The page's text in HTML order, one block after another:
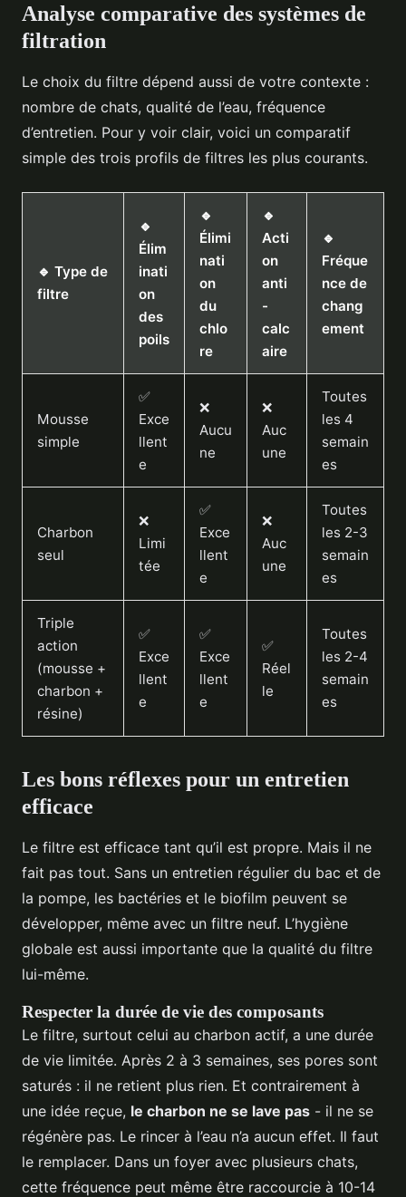
Analyse comparative des systèmes de
filtration
Le choix du filtre dépend aussi de votre contexte :
nombre de chats, qualité de l’eau, fréquence
d’entretien. Pour y voir clair, voici un comparatif
simple des trois profils de filtres les plus courants.
🔹 Type de
filtre
🔹
Élim
inati
on
des
poils
🔹
Élimi
nati
on
du
chlo
re
🔹
Acti
on
anti
-
calc
aire
🔹
Fréque
nce de
chang
ement
Mousse
simple
✅
Exce
llent
e
❌
Aucu
ne
❌
Auc
une
Toutes
les 4
semain
es
Charbon
seul
❌
Limi
tée
✅
Exce
llent
e
❌
Auc
une
Toutes
les 2-3
semain
es
Triple
action
(mousse +
charbon +
résine)
✅
Exce
llent
e
✅
Exce
llent
e
✅
Réel
le
Toutes
les 2-4
semain
es
Les bons réflexes pour un entretien
efficace
Le filtre est efficace tant qu’il est propre. Mais il ne
fait pas tout. Sans un entretien régulier du bac et de
la pompe, les bactéries et le biofilm peuvent se
développer, même avec un filtre neuf. L’hygiène
globale est aussi importante que la qualité du filtre
lui-même.
Respecter la durée de vie des composants
Le filtre, surtout celui au charbon actif, a une durée
de vie limitée. Après 2 à 3 semaines, ses pores sont
saturés : il ne retient plus rien. Et contrairement à
une idée reçue, le charbon ne se lave pas - il ne se
régénère pas. Le rincer à l’eau n’a aucun effet. Il faut
le remplacer. Dans un foyer avec plusieurs chats,
cette fréquence peut même être raccourcie à 10-14